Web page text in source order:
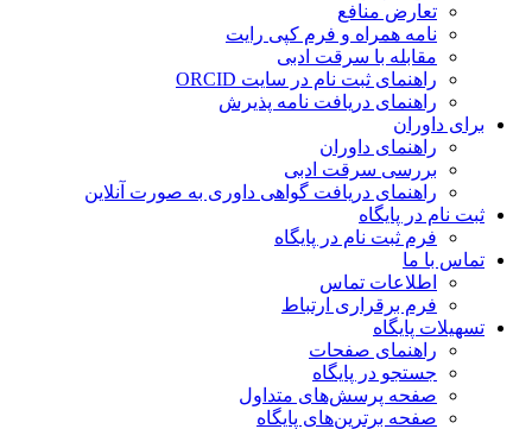
تعارض منافع
نامه همراه و فرم کپی رایت
مقابله با سرقت ادبی
راهنمای ثبت نام در سایت ORCID
راهنمای دریافت نامه پذیرش
برای داوران
راهنمای داوران
بررسی سرقت ادبی
راهنمای دریافت گواهی داوری به صورت آنلاین
ثبت نام در پایگاه
فرم ثبت نام در پایگاه
تماس با ما
اطلاعات تماس
فرم برقراری ارتباط
تسهیلات پایگاه
راهنمای صفحات
جستجو در پایگاه
صفحه پرسش‌های متداول
صفحه برترین‌های پایگاه